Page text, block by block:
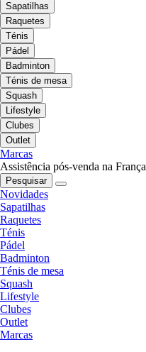
Sapatilhas
Raquetes
Ténis
Pádel
Badminton
Ténis de mesa
Squash
Lifestyle
Clubes
Outlet
Marcas
Assistência pós-venda na França
Pesquisar
Novidades
Sapatilhas
Raquetes
Ténis
Pádel
Badminton
Ténis de mesa
Squash
Lifestyle
Clubes
Outlet
Marcas